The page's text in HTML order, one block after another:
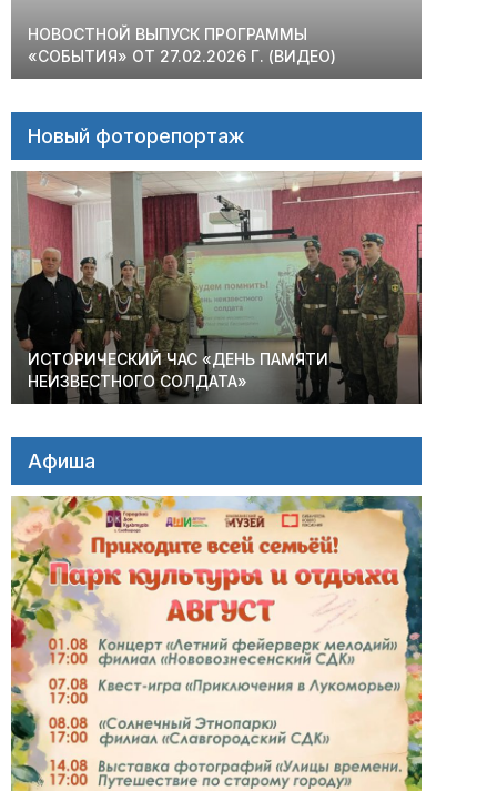
НОВОСТНОЙ ВЫПУСК ПРОГРАММЫ
«СОБЫТИЯ» ОТ 27.02.2026 Г. (ВИДЕО)
Новый фоторепортаж
ИСТОРИЧЕСКИЙ ЧАС «ДЕНЬ ПАМЯТИ
НЕИЗВЕСТНОГО СОЛДАТА»
Афиша